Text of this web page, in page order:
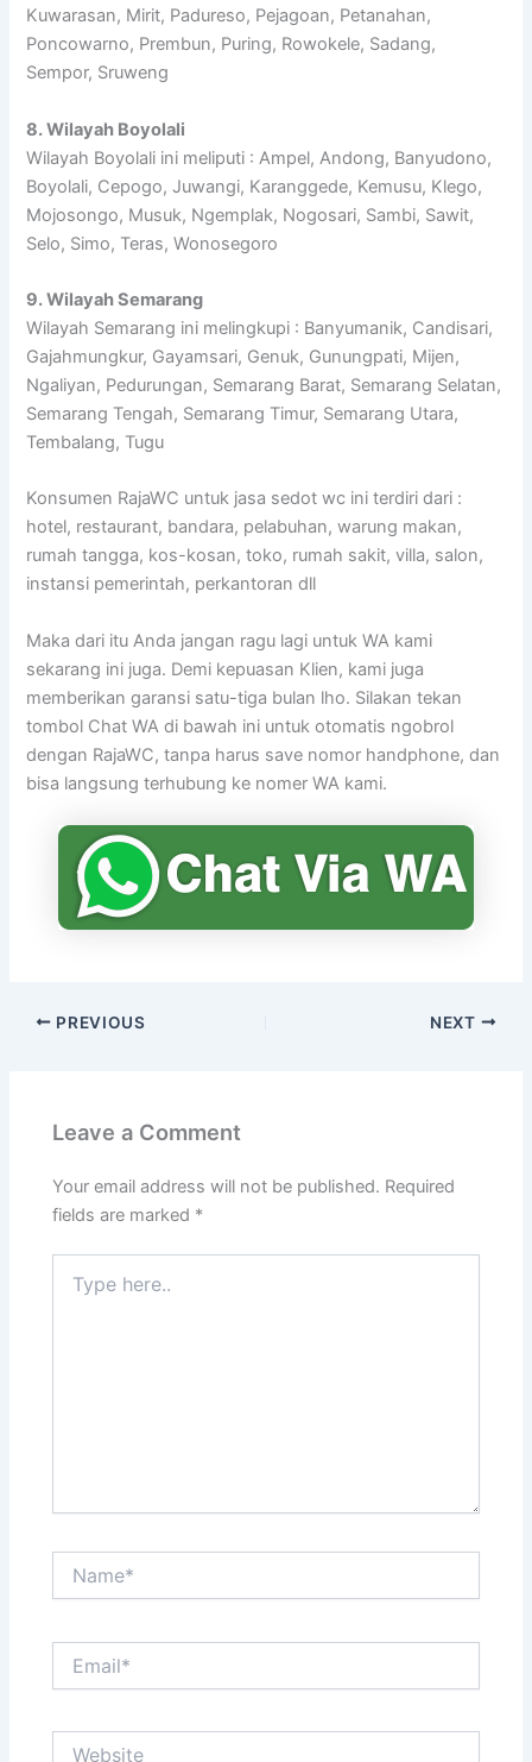
Kuwarasan, Mirit, Padureso, Pejagoan, Petanahan,
Poncowarno, Prembun, Puring, Rowokele, Sadang,
Sempor, Sruweng
8. Wilayah Boyolali
Wilayah Boyolali ini meliputi : Ampel, Andong, Banyudono,
Boyolali, Cepogo, Juwangi, Karanggede, Kemusu, Klego,
Mojosongo, Musuk, Ngemplak, Nogosari, Sambi, Sawit,
Selo, Simo, Teras, Wonosegoro
9. Wilayah Semarang
Wilayah Semarang ini melingkupi : Banyumanik, Candisari,
Gajahmungkur, Gayamsari, Genuk, Gunungpati, Mijen,
Ngaliyan, Pedurungan, Semarang Barat, Semarang Selatan,
Semarang Tengah, Semarang Timur, Semarang Utara,
Tembalang, Tugu
Konsumen RajaWC untuk jasa sedot wc ini terdiri dari :
hotel, restaurant, bandara, pelabuhan, warung makan,
rumah tangga, kos-kosan, toko, rumah sakit, villa, salon,
instansi pemerintah, perkantoran dll
Maka dari itu Anda jangan ragu lagi untuk WA kami
sekarang ini juga. Demi kepuasan Klien, kami juga
memberikan garansi satu-tiga bulan lho. Silakan tekan
tombol Chat WA di bawah ini untuk otomatis ngobrol
dengan RajaWC, tanpa harus save nomor handphone, dan
bisa langsung terhubung ke nomer WA kami.
PREVIOUS NEXT
Leave a Comment
Your email address will not be published. Required
fields are marked *
here..